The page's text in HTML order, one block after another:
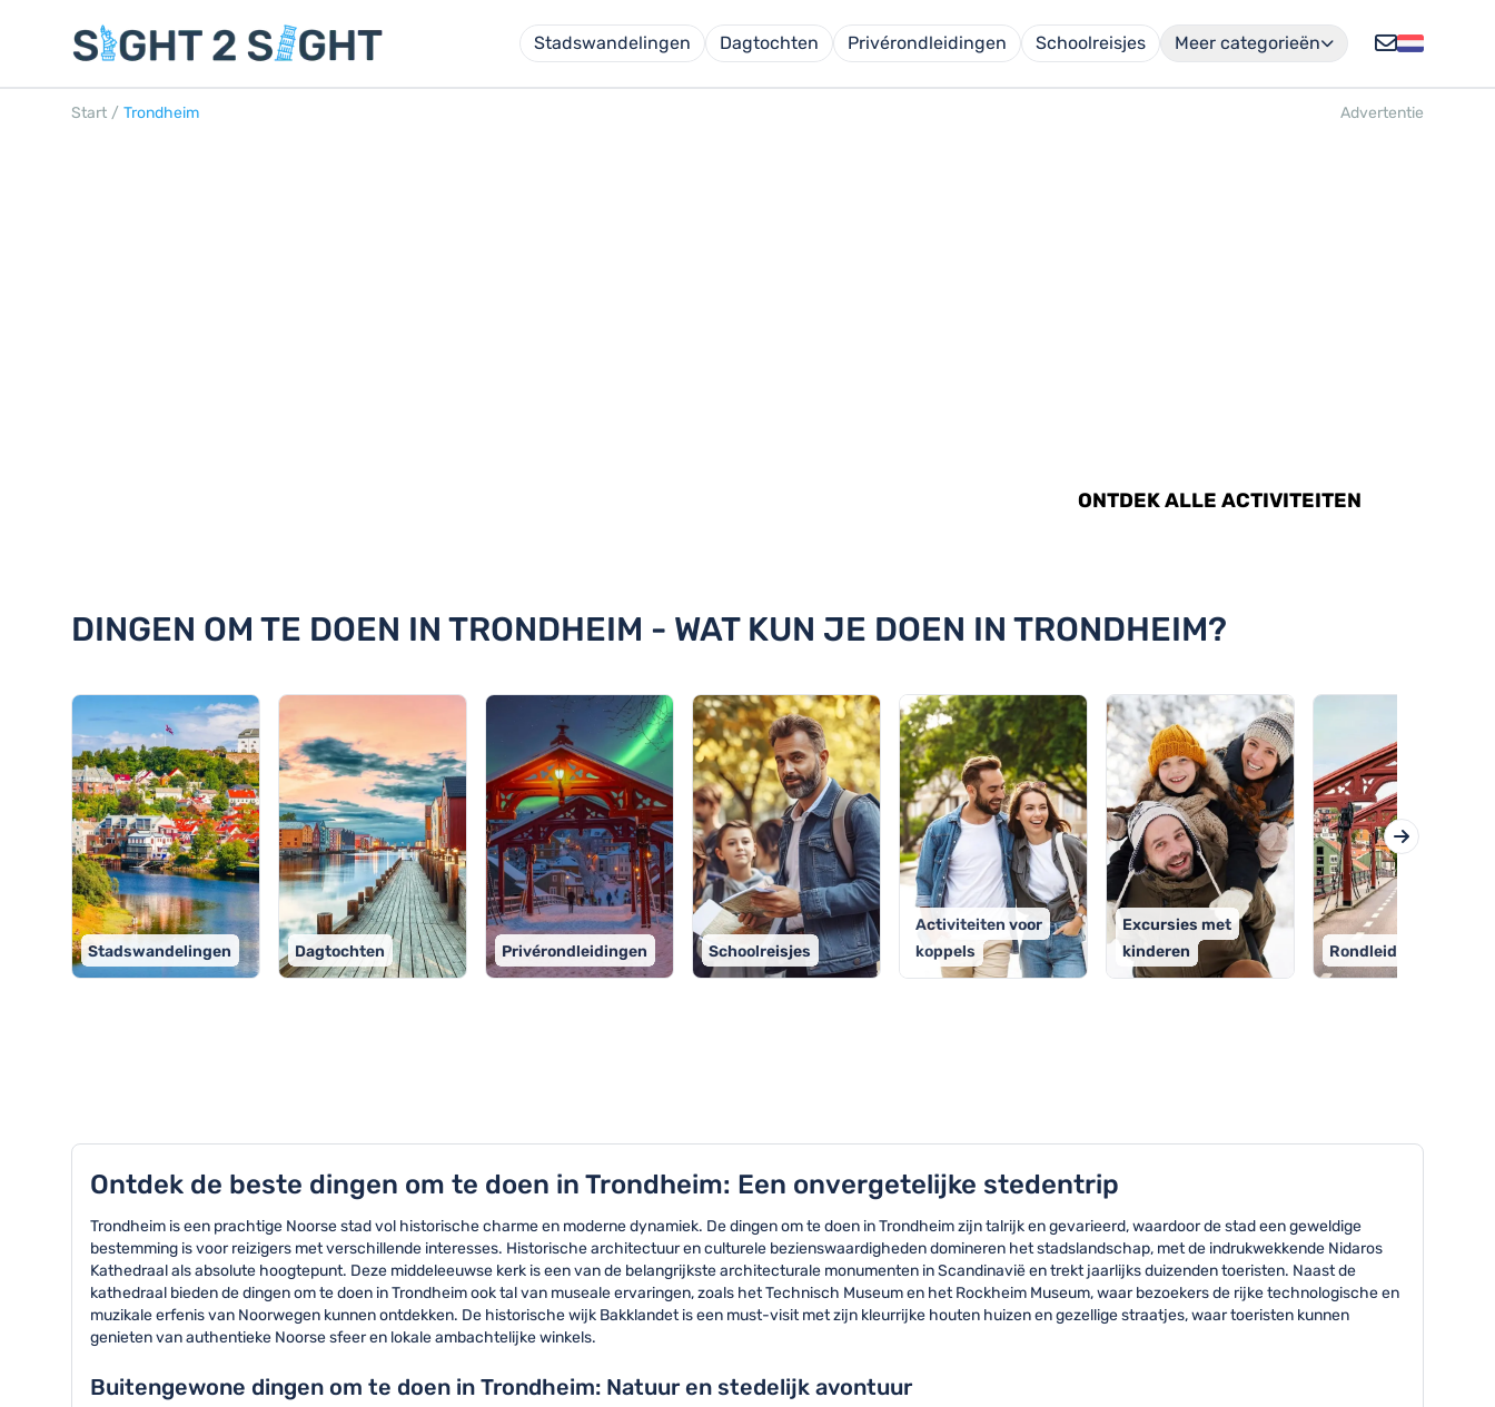
Stadswandelingen Dagtochten Privérondleidingen Schoolreisjes Meer categorieën
Start / Trondheim Advertentie
ONTDEK ALLE ACTIVITEITEN
DINGEN OM TE DOEN IN TRONDHEIM - WAT KUN JE DOEN IN TRONDHEIM?
Stadswandelingen Dagtochten Privérondleidingen Schoolreisjes
Activiteiten voor
koppels
Excursies met
kinderen
Rondleidingen
Ontdek de beste dingen om te doen in Trondheim: Een onvergetelijke stedentrip
Trondheim is een prachtige Noorse stad vol historische charme en moderne dynamiek. De dingen om te doen in Trondheim zijn talrijk en gevarieerd, waardoor de stad een geweldige
bestemming is voor reizigers met verschillende interesses. Historische architectuur en culturele bezienswaardigheden domineren het stadslandschap, met de indrukwekkende Nidaros
Kathedraal als absolute hoogtepunt. Deze middeleeuwse kerk is een van de belangrijkste architecturale monumenten in Scandinavië en trekt jaarlijks duizenden toeristen. Naast de
kathedraal bieden de dingen om te doen in Trondheim ook tal van museale ervaringen, zoals het Technisch Museum en het Rockheim Museum, waar bezoekers de rijke technologische en
muzikale erfenis van Noorwegen kunnen ontdekken. De historische wijk Bakklandet is een must-visit met zijn kleurrijke houten huizen en gezellige straatjes, waar toeristen kunnen
genieten van authentieke Noorse sfeer en lokale ambachtelijke winkels.
Buitengewone dingen om te doen in Trondheim: Natuur en stedelijk avontuur